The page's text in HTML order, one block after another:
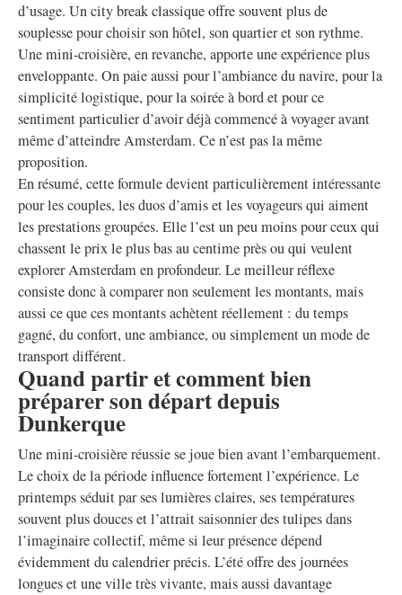
d’usage. Un city break classique offre souvent plus de
souplesse pour choisir son hôtel, son quartier et son rythme.
Une mini-croisière, en revanche, apporte une expérience plus
enveloppante. On paie aussi pour l’ambiance du navire, pour la
simplicité logistique, pour la soirée à bord et pour ce
sentiment particulier d’avoir déjà commencé à voyager avant
même d’atteindre Amsterdam. Ce n’est pas la même
proposition.
En résumé, cette formule devient particulièrement intéressante
pour les couples, les duos d’amis et les voyageurs qui aiment
les prestations groupées. Elle l’est un peu moins pour ceux qui
chassent le prix le plus bas au centime près ou qui veulent
explorer Amsterdam en profondeur. Le meilleur réflexe
consiste donc à comparer non seulement les montants, mais
aussi ce que ces montants achètent réellement : du temps
gagné, du confort, une ambiance, ou simplement un mode de
transport différent.
Quand partir et comment bien
préparer son départ depuis
Dunkerque
Une mini-croisière réussie se joue bien avant l’embarquement.
Le choix de la période influence fortement l’expérience. Le
printemps séduit par ses lumières claires, ses températures
souvent plus douces et l’attrait saisonnier des tulipes dans
l’imaginaire collectif, même si leur présence dépend
évidemment du calendrier précis. L’été offre des journées
longues et une ville très vivante, mais aussi davantage